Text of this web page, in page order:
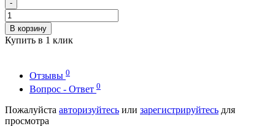
-
В корзину
Купить в 1 клик
Отзывы 0
Вопрос - Ответ 0
Пожалуйста авторизуйтесь или зарегистрируйтесь для
просмотра